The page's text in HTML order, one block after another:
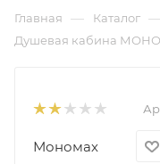
Главная — Каталог
Душевая кабина
Мономах